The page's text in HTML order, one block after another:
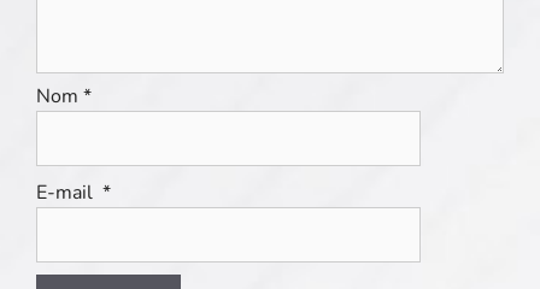
Nom *
E-mail *